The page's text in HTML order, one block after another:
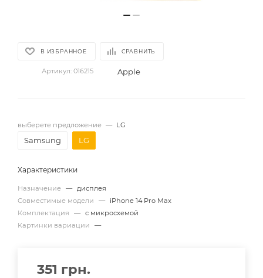
В ИЗБРАННОЕ СРАВНИТЬ
Артикул: 016215 Apple
выберете предложение — LG
Samsung LG
Характеристики
Назначение —
дисплея
Совместимые модели
—
iPhone 14 Pro Max
Комплектация
— с микросхемой
Картинки вариации
—
351 грн.